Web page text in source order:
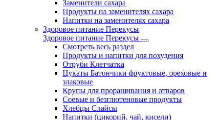
Заменители сахара
Продукты на заменителях сахара
Напитки на заменителях сахара
Здоровое питание Перекусы
Здоровое питание Перекусы
Смотреть весь раздел
Продукты и напитки для похудения
Отруби Клетчатка
Цукаты Батончики фруктовые, ореховые и
злаковые
Крупы для проращивания и отваров
Соевые и безглютеновые продукты
Хлебцы Слайсы
Напитки (цикорий, чай, кисели)